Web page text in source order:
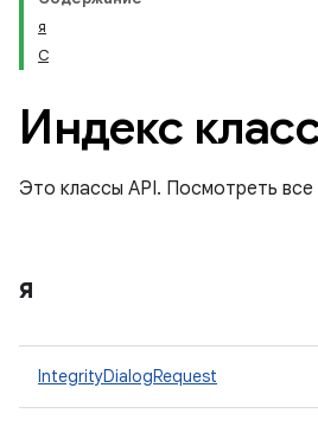
я
С
Индекс
Это классы API. Посмотреть все
я
IntegrityDialogRequest